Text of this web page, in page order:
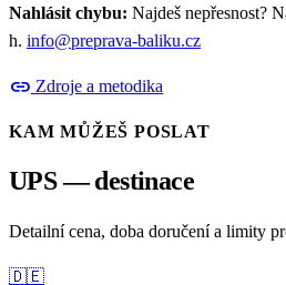
Nahlásit chybu: Najdeš nepřesnost?
h. info@preprava-baliku.cz
link Zdroje a metodika
KAM MŮŽEŠ POSLAT
UPS — destinace
Detailní cena, doba doručení a limity
🇩🇪